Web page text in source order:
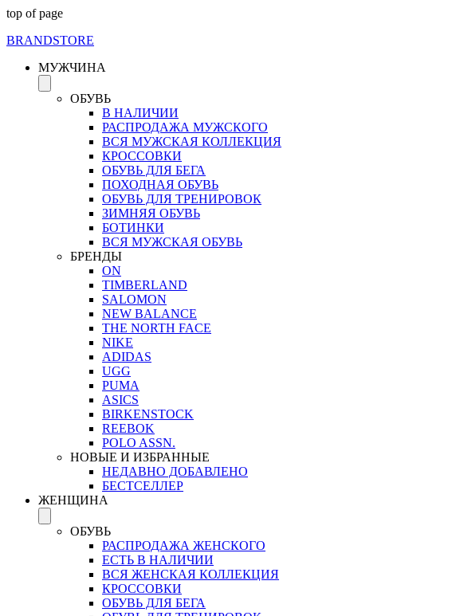
top of page
BRANDSTORE
МУЖЧИНА
ОБУВЬ
В НАЛИЧИИ
РАСПРОДАЖА МУЖСКОГО
ВСЯ МУЖСКАЯ КОЛЛЕКЦИЯ
КРОССОВКИ
ОБУВЬ ДЛЯ БЕГА
ПОХОДНАЯ ОБУВЬ
ОБУВЬ ДЛЯ ТРЕНИРОВОК
ЗИМНЯЯ ОБУВЬ
БОТИНКИ
ВСЯ МУЖСКАЯ ОБУВЬ
БРЕНДЫ
ON
TIMBERLAND
SALOMON
NEW BALANCE
THE NORTH FACE
NIKE
ADIDAS
UGG
PUMA
ASICS
BIRKENSTOCK
REEBOK
POLO ASSN.
НОВЫЕ И ИЗБРАННЫЕ
НЕДАВНО ДОБАВЛЕНО
БЕСТСЕЛЛЕР
ЖЕНЩИНА
ОБУВЬ
РАСПРОДАЖА ЖЕНСКОГО
ЕСТЬ В НАЛИЧИИ
ВСЯ ЖЕНСКАЯ КОЛЛЕКЦИЯ
КРОССОВКИ
ОБУВЬ ДЛЯ БЕГА